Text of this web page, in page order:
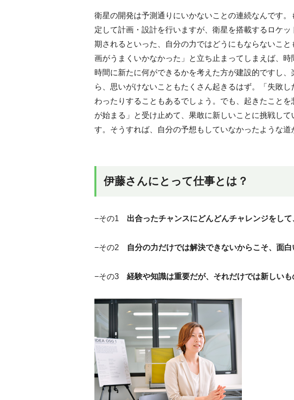
衛星の開発は予測通りにいかないことの連続なんです
定して計画・設計を行いますが、衛星を搭載するロケ
期されるといった、自分の力ではどうにもならないこ
画がうまくいかなかった」と立ち止まってしまえば、
時間に新たに何ができるかを考えた方が建設的ですし
ら、思いがけないこともたくさん起きるはず。「失敗
わったりすることもあるでしょう。でも、起きたこと
が始まる」と受け止めて、果敢に新しいことに挑戦して
す。そうすれば、自分の予想もしていなかったような道
伊藤さんにとって仕事とは？
−その1 出合ったチャンスにどんどんチャレンジをし
−その2 自分の力だけでは解決できないからこそ、面白
−その3 経験や知識は重要だが、それだけでは新しい